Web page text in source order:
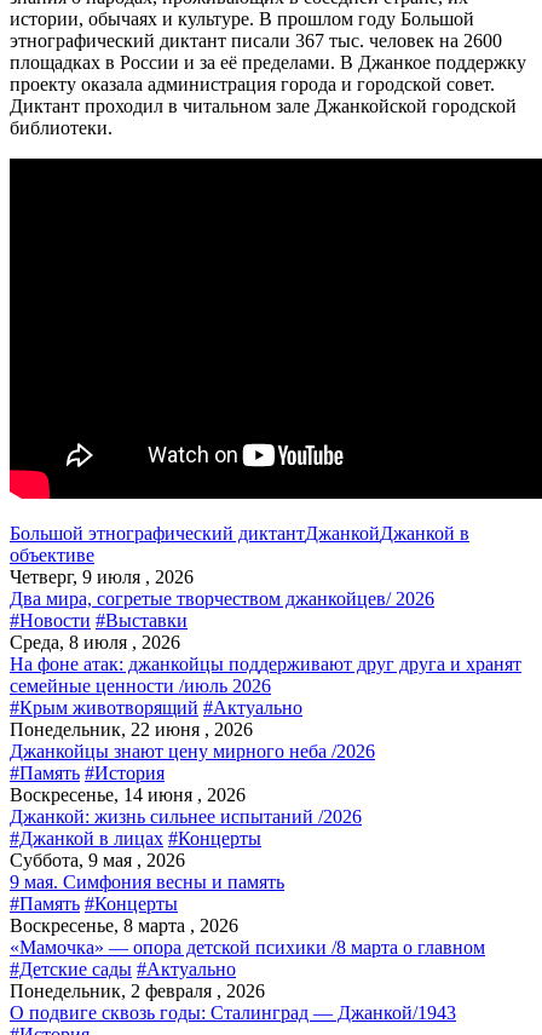
истории, обычаях и культуре. В прошлом году Большой
этнографический диктант писали 367 тыс. человек на 2600
площадках в России и за её пределами. В Джанкое поддержку
проекту оказала администрация города и городской совет.
Диктант проходил в читальном зале Джанкойской городской
библиотеки.
Большой этнографический диктантДжанкойДжанкой в
объективе
Четверг, 9 июля , 2026
Два мира, согретые творчеством джанкойцев/ 2026
#Новости #Выставки
Среда, 8 июля , 2026
На фоне атак: джанкойцы поддерживают друг друга и хранят
семейные ценности /июль 2026
#Крым животворящий #Актуально
Понедельник, 22 июня , 2026
Джанкойцы знают цену мирного неба /2026
#Память #История
Воскресенье, 14 июня , 2026
Джанкой: жизнь сильнее испытаний /2026
#Джанкой в лицах #Концерты
Суббота, 9 мая , 2026
9 мая. Симфония весны и память
#Память #Концерты
Воскресенье, 8 марта , 2026
«Мамочка» — опора детской психики /8 марта о главном
#Детские сады #Актуально
Понедельник, 2 февраля , 2026
О подвиге сквозь годы: Сталинград — Джанкой/1943